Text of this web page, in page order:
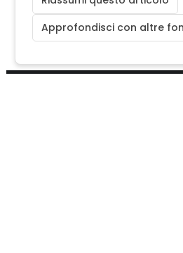
Approfondisci con altre